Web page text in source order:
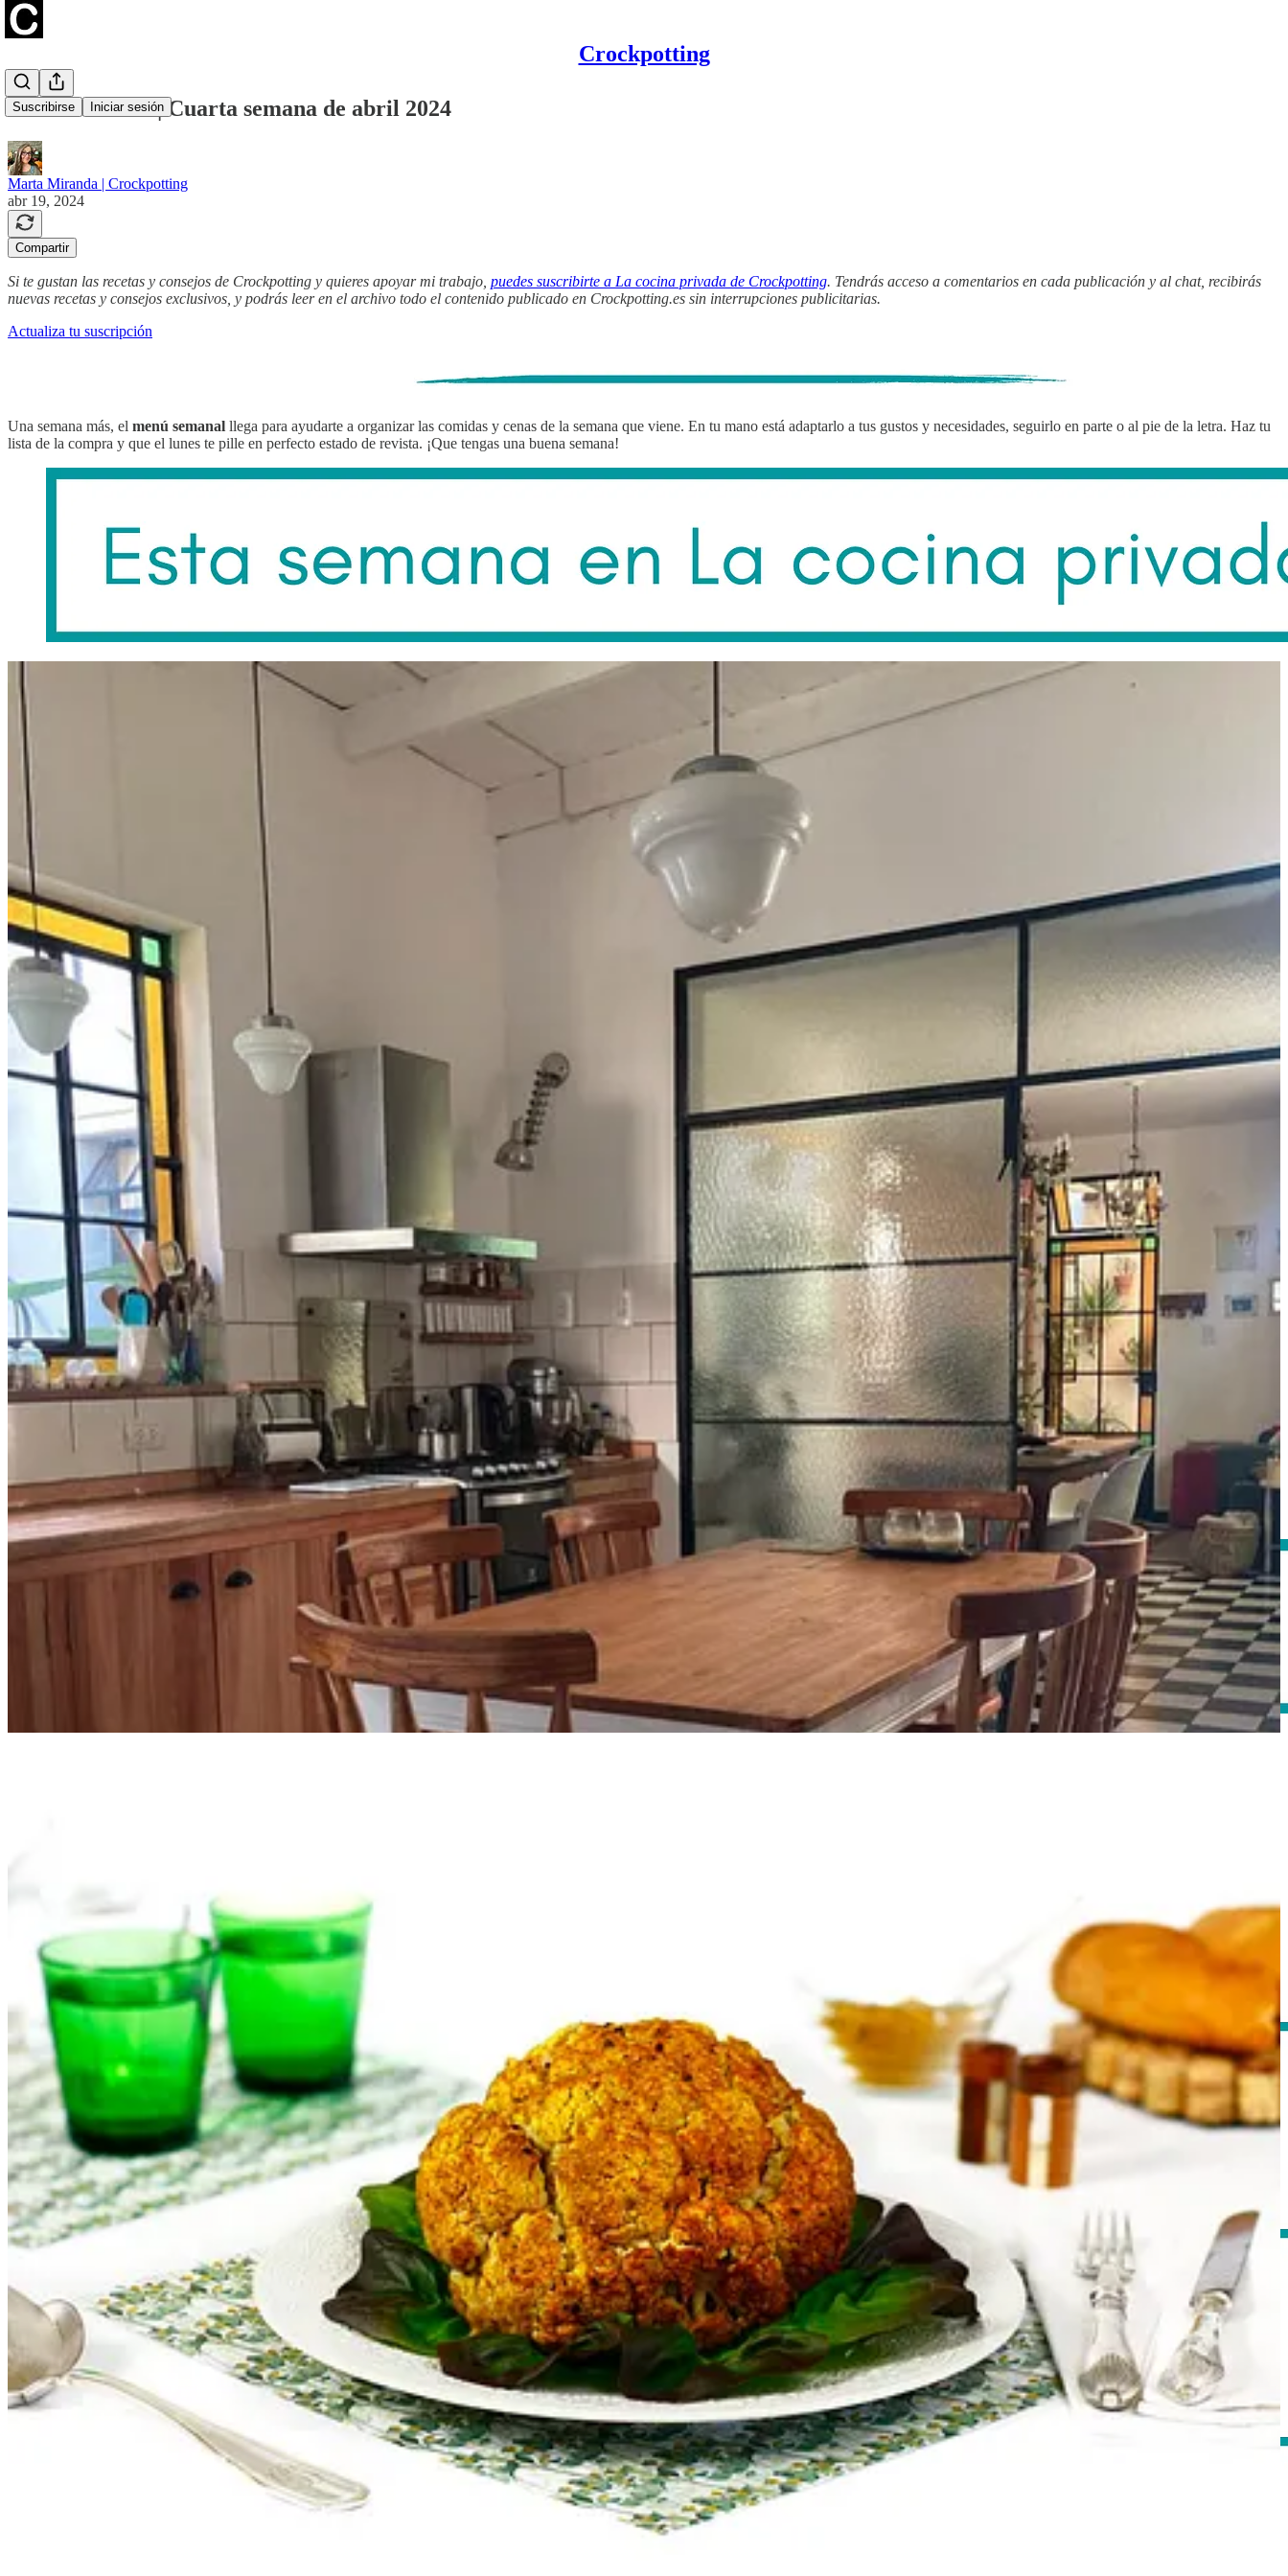
Crockpotting
Suscribirse Iniciar sesión
Menú semanal | Cuarta semana de abril 2024
Marta Miranda | Crockpotting
abr 19, 2024
Compartir
Si te gustan las recetas y consejos de Crockpotting y quieres apoyar mi trabajo, puedes suscribirte a La cocina privada de Crockpotting. Tendrás acceso a comentarios en cada publicación y al chat, recibirás
nuevas recetas y consejos exclusivos, y podrás leer en el archivo todo el contenido publicado en Crockpotting.es sin interrupciones publicitarias.
Actualiza tu suscripción
Una semana más, el menú semanal llega para ayudarte a organizar las comidas y cenas de la semana que viene. En tu mano está adaptarlo a tus gustos y necesidades, seguirlo en parte o al pie de la letra. Haz tu
lista de la compra y que el lunes te pille en perfecto estado de revista. ¡Que tengas una buena semana!
Visitamos una cocina con una ventana por la que entra frescor. Descubrimos panes sardos finos y crujientes. Miley, siempre, Miley. Nuevos descubrimientos en Pompeya y moda urbana en Milán. Y recetas
deliciosas para toda la semana.
Menú Plus
La receta de la semana es una sepia en su tinta. Un guiso marinero negro como el tizón para disfrutar en casa durante todo el año de un plato de restaurante.
Receta
Desayuno de la semana:Bizcocho cuatro cuartos
Lunes
Mediodía:Coliflor asada al curry Tajine de cordero| Fresas
Cena: Champiñones guisados
Martes
Mediodía: Arroz blanco | Lenguado a la plancha | Manzana
Cena:Salchipapas